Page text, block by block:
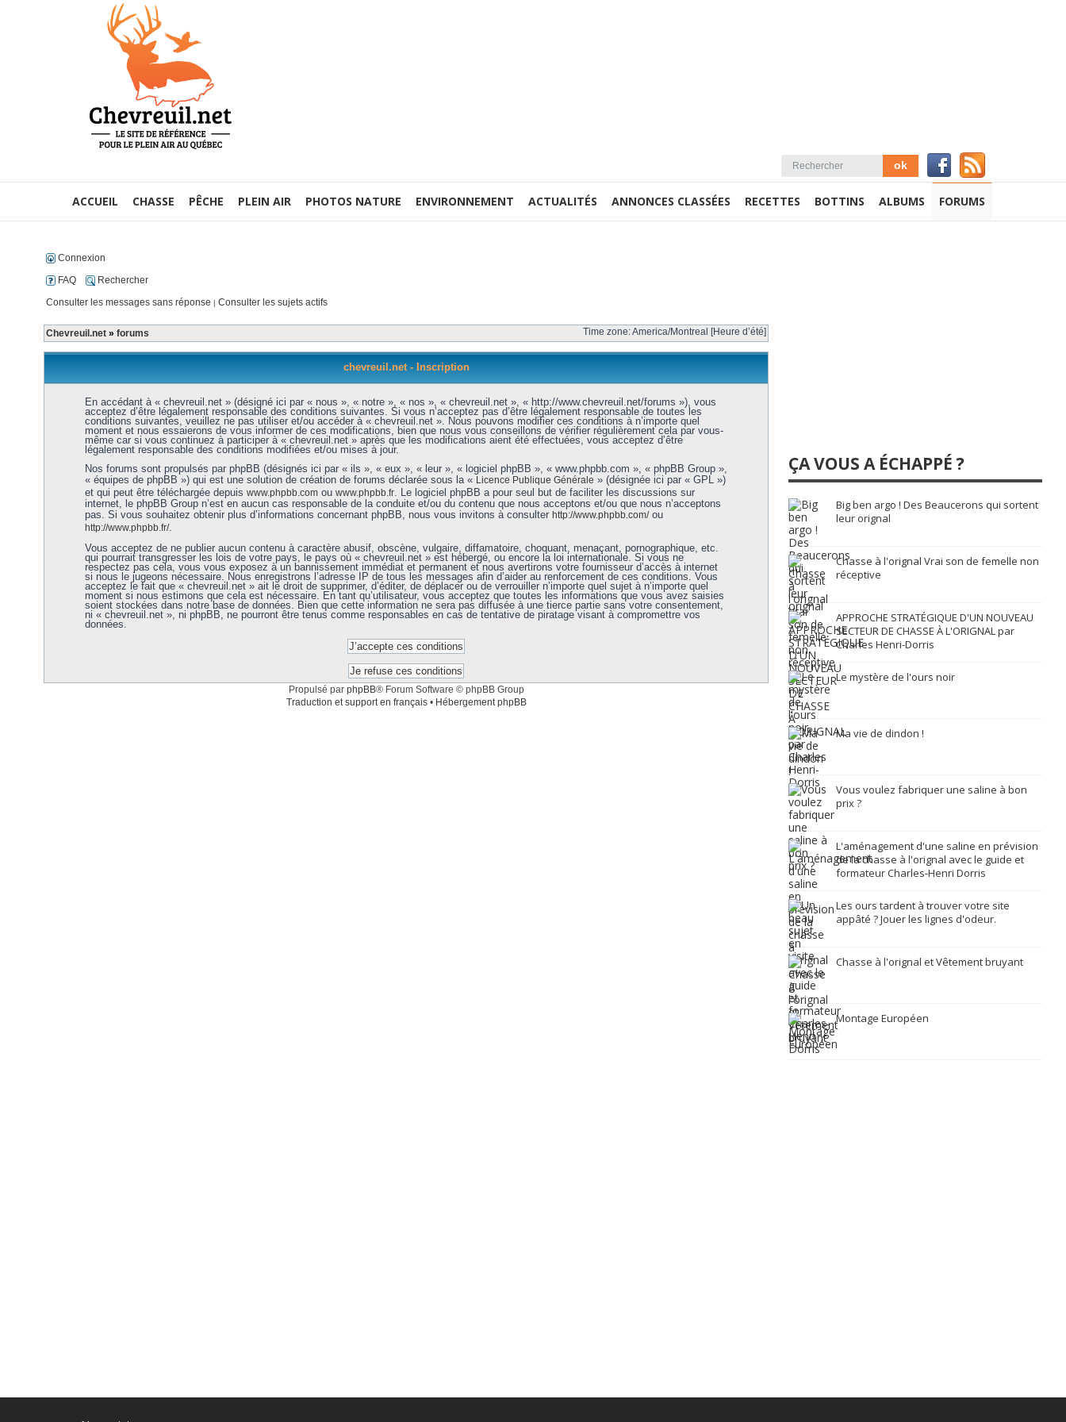
ACCUEIL CHASSE PÊCHE PLEIN AIR PHOTOS NATURE ENVIRONNEMENT ACTUALITÉS ANNONCES CLASSÉES RECETTES BOTTINS ALBUMS FORUMS
Connexion
FAQ
Rechercher
Consulter les messages sans réponse | Consulter les sujets actifs
Chevreuil.net » forums Time zone: America/Montreal [Heure d’été]
chevreuil.net - Inscription
En accédant à « chevreuil.net » (désigné ici par « nous », « notre », « nos », « chevreuil.net », « http://www.chevreuil.net/forums »), vous
acceptez d’être légalement responsable des conditions suivantes. Si vous n’acceptez pas d’être légalement responsable de toutes les
conditions suivantes, veuillez ne pas utiliser et/ou accéder à « chevreuil.net ». Nous pouvons modifier ces conditions à n’importe quel
moment et nous essaierons de vous informer de ces modifications, bien que nous vous conseillons de vérifier régulièrement cela par vous-
même car si vous continuez à participer à « chevreuil.net » après que les modifications aient été effectuées, vous acceptez d’être
légalement responsable des conditions modifiées et/ou mises à jour.
Nos forums sont propulsés par phpBB (désignés ici par « ils », « eux », « leur », « logiciel phpBB », « www.phpbb.com », « phpBB Group »,
« équipes de phpBB ») qui est une solution de création de forums déclarée sous la « Licence Publique Générale » (désignée ici par « GPL »)
et qui peut être téléchargée depuis www.phpbb.comou www.phpbb.fr. Le logiciel phpBB a pour seul but de faciliter les discussions sur
internet, le phpBB Group n’est en aucun cas responsable de la conduite et/ou du contenu que nous acceptons et/ou que nous n’acceptons
pas. Si vous souhaitez obtenir plus d’informations concernant phpBB, nous vous invitons à consulter http://www.phpbb.com/ou
http://www.phpbb.fr/.
Vous acceptez de ne publier aucun contenu à caractère abusif, obscène, vulgaire, diffamatoire, choquant, menaçant, pornographique, etc.
qui pourrait transgresser les lois de votre pays, le pays où « chevreuil.net » est hébergé, ou encore la loi internationale. Si vous ne
respectez pas cela, vous vous exposez à un bannissement immédiat et permanent et nous avertirons votre fournisseur d’accès à internet
si nous le jugeons nécessaire. Nous enregistrons l’adresse IP de tous les messages afin d’aider au renforcement de ces conditions. Vous
acceptez le fait que « chevreuil.net » ait le droit de supprimer, d’éditer, de déplacer ou de verrouiller n’importe quel sujet à n’importe quel
moment si nous estimons que cela est nécessaire. En tant qu’utilisateur, vous acceptez que toutes les informations que vous avez saisies
soient stockées dans notre base de données. Bien que cette information ne sera pas diffusée à une tierce partie sans votre consentement,
ni « chevreuil.net », ni phpBB, ne pourront être tenus comme responsables en cas de tentative de piratage visant à compromettre vos
données.
Propulsé par phpBB® Forum Software © phpBB Group
Traduction et support en français• Hébergement phpBB
ÇA VOUS A ÉCHAPPÉ ?
Big ben argo ! Des Beaucerons qui sortent
leur orignal
Chasse à l'orignal Vrai son de femelle non
réceptive
APPROCHE STRATÉGIQUE D'UN NOUVEAU
SECTEUR DE CHASSE À L'ORIGNAL par
Charles Henri-Dorris
Le mystère de l'ours noir
Ma vie de dindon !
Vous voulez fabriquer une saline à bon
prix ?
L'aménagement d'une saline en prévision
de la chasse à l'orignal avec le guide et
formateur Charles-Henri Dorris
Les ours tardent à trouver votre site
appâté ? Jouer les lignes d'odeur.
Chasse à l'orignal et Vêtement bruyant
Montage Européen